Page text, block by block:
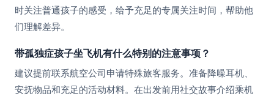
时关注普通孩子的感受，给予充足的专属关注时间，帮助他
们理解差异。
带孤独症孩子坐飞机有什么特别的注意事项？
建议提前联系航空公司申请特殊旅客服务。准备降噪耳机、
安抚物品和充足的活动材料。在出发前用社交故事介绍乘机